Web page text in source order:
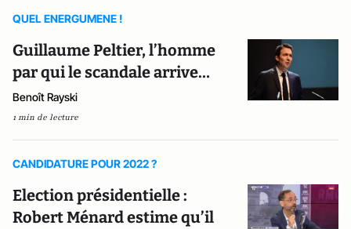
QUEL ENERGUMENE !
Guillaume Peltier, l’homme
par qui le scandale arrive…
Benoît Rayski
1 min de lecture
CANDIDATURE POUR 2022 ?
Election présidentielle :
Robert Ménard estime qu’il